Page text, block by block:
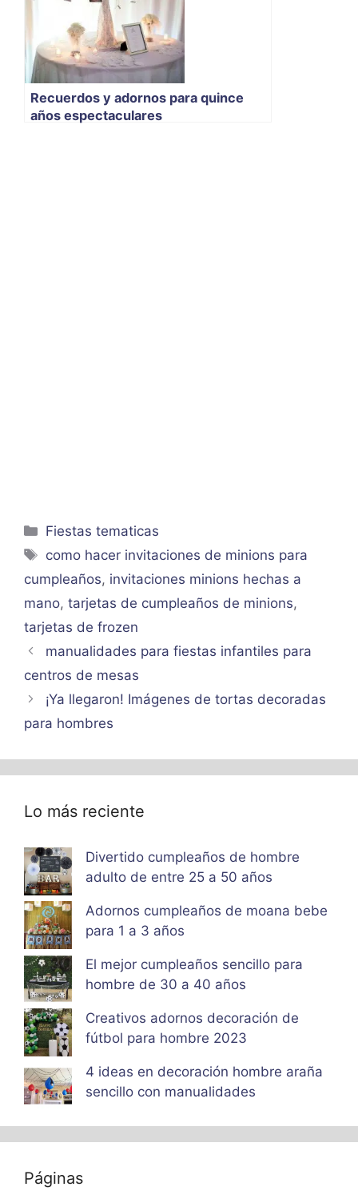
Recuerdos y adornos para quince
años espectaculares
Categorías
Fiestas tematicas
Etiquetas
como hacer invitaciones de minions para
cumpleaños, invitaciones minions hechas a
mano, tarjetas de cumpleaños de minions,
tarjetas de frozen
manualidades para fiestas infantiles para
centros de mesas
¡Ya llegaron! Imágenes de tortas decoradas
para hombres
Lo más reciente
Divertido cumpleaños de hombre
adulto de entre 25 a 50 años
Adornos cumpleaños de moana bebe
para 1 a 3 años
El mejor cumpleaños sencillo para
hombre de 30 a 40 años
Creativos adornos decoración de
fútbol para hombre 2023
4 ideas en decoración hombre araña
sencillo con manualidades
Páginas